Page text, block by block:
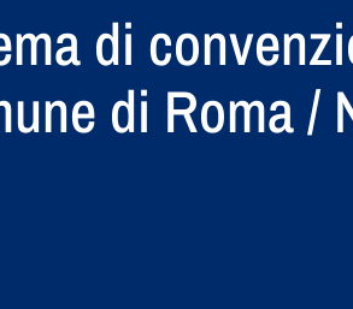
di
di Roma /